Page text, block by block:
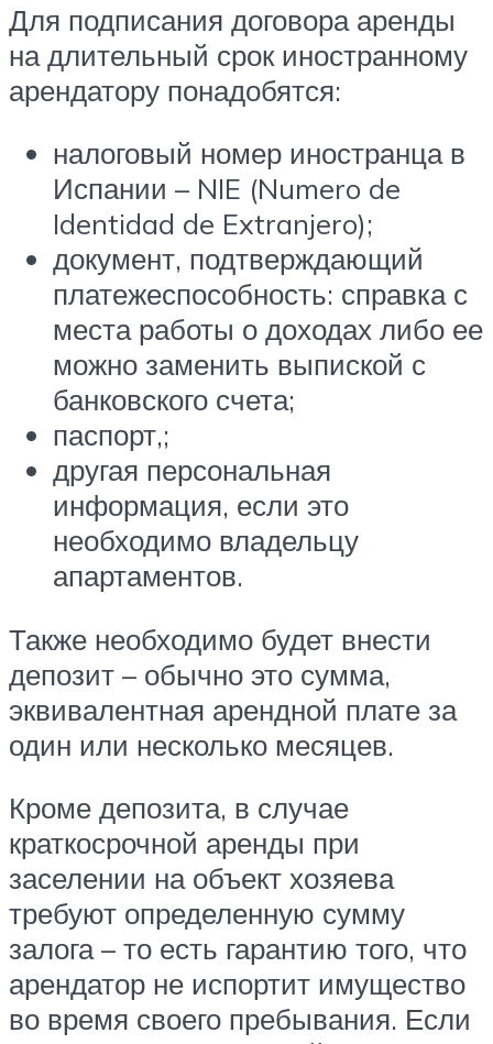
Для подписания договора аренды
на длительный срок иностранному
арендатору понадобятся:
налоговый номер иностранца в
Испании – NIE (Numero de
Identidad de Extranjero);
документ, подтверждающий
платежеспособность: справка с
места работы о доходах либо ее
можно заменить выпиской с
банковского счета;
паспорт,;
другая персональная
информация, если это
необходимо владельцу
апартаментов.
Также необходимо будет внести
депозит – обычно это сумма,
эквивалентная арендной плате за
один или несколько месяцев.
Кроме депозита, в случае
краткосрочной аренды при
заселении на объект хозяева
требуют определенную сумму
залога – то есть гарантию того, что
арендатор не испортит имущество
во время своего пребывания. Если